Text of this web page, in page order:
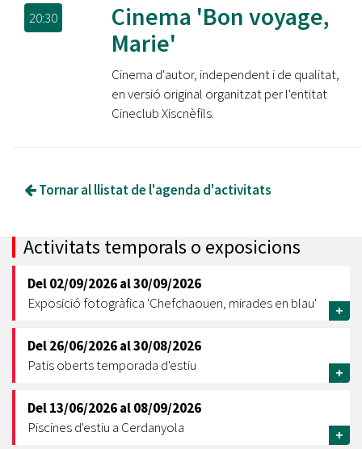
20:30
Cinema 'Bon voyage,
Marie'
Cinema d'autor, independent i de qualitat,
en versió original organitzat per l'entitat
Cineclub Xiscnèfils.
Tornar al llistat de l'agenda d'activitats
Activitats temporals o exposicions
Del02/09/2026al30/09/2026
Exposició fotogràfica 'Chefchaouen, mirades en blau'
+
Del26/06/2026al30/08/2026
Patis oberts temporada d'estiu
+
Del13/06/2026al08/09/2026
Piscines d'estiu a Cerdanyola
+